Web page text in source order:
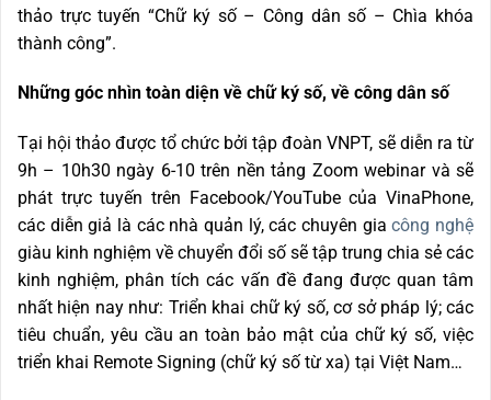
thảo trực tuyến “Chữ ký số – Công dân số – Chìa khóa
thành công”.
Những góc nhìn toàn diện về chữ ký số, về công dân số
Tại hội thảo được tổ chức bởi tập đoàn VNPT, sẽ diễn ra từ
9h – 10h30 ngày 6-10 trên nền tảng Zoom webinar và sẽ
phát trực tuyến trên Facebook/YouTube của VinaPhone,
các diễn giả là các nhà quản lý, các chuyên giacông nghệ
giàu kinh nghiệm về chuyển đổi số sẽ tập trung chia sẻ các
kinh nghiệm, phân tích các vấn đề đang được quan tâm
nhất hiện nay như: Triển khai chữ ký số, cơ sở pháp lý; các
tiêu chuẩn, yêu cầu an toàn bảo mật của chữ ký số, việc
triển khai Remote Signing (chữ ký số từ xa) tại Việt Nam…